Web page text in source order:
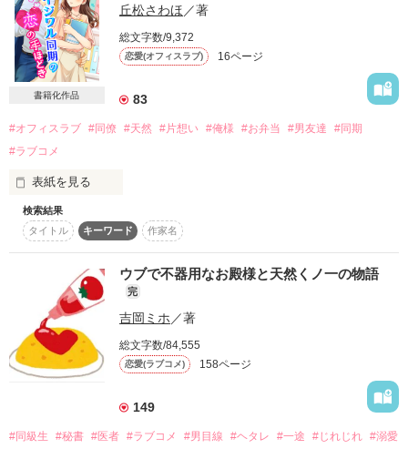
2023/02/08  本棚イン3000件突破しました！
ありがとうございます🙏✨
作品を読む
作品を読む
いやいやその相手
専務のお嬢さんですよー！
出世に響きますよー！
「そこまで言うなら責任取れよ」
はい？
「命令。春川くん、俺の彼女になりなさい」
キス魔で天然俺様な
今日も今日とて振り回される
ごく普通のツッコミ体質な地味メガネOL
春川めぐ 二十五歳
「課長、どうしてそんな悪い顔して
幼い頃、両親の訃報とともに事業が失敗し、
社長令嬢から借金まみれの貧乏人に転落した私。
夜の仕事に足を踏み入れ、無理やりホテルに連れ込まれそうに
なったところを助けてくれた彼の口から出た言葉は、ただのハ
ッタリだと思ってた。
しかし、彼の正体は、
相手の男でーー？！
「これからどんなことが起ころうと、俺が何に代えても守って
やる。お前の抱える借金も、全部肩代わりして払ってやる。
お前はただ、俺の嫁になるだけでいい。」
＊＊
イケメンと金持ちは信用しないのが信条
逢坂 百合（おうさか ゆり）２７歳
書籍化作品
丘松さわほ ／著
総文字数/9,372
恋愛(オフィスラブ) 16ページ
83
#オフィスラブ #同僚 #天然 #片想い #俺様 #お弁当 #男友達
#同期
#ラブコメ
表紙を見る
同期二人に新たなバトル勃発
お弁当修業があけた時
新しい関係が始まる……
*.:･.｡**.:･.｡**.:･.｡**.:･.｡**.:･.｡**
木津 美緒(天然で勝気な♀)
VS
検索結果
タイトル
キーワード 作家名
ウブで不器用なお殿様と天然くノ一の物語
完
吉岡ミホ ／著
総文字数/84,555
恋愛(ラブコメ) 158ページ
149
#同級生 #秘書 #医者 #ラブコメ #男目線 #ヘタレ #一途 #じれじれ #溺愛